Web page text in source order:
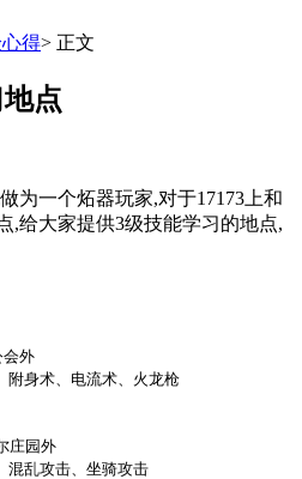
得> 正文
点
为一个炻器玩家,对于17173上和
,给大家提供3级技能学习的地点,
会外
附身术、电流术、火龙枪
庄园外
混乱攻击、坐骑攻击